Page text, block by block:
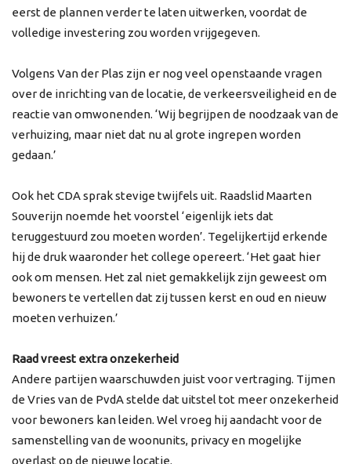
eerst de plannen verder te laten uitwerken, voordat de
volledige investering zou worden vrijgegeven.
Volgens Van der Plas zijn er nog veel openstaande vragen
over de inrichting van de locatie, de verkeersveiligheid en de
reactie van omwonenden. ‘Wij begrijpen de noodzaak van de
verhuizing, maar niet dat nu al grote ingrepen worden
gedaan.’
Ook het CDA sprak stevige twijfels uit. Raadslid Maarten
Souverijn noemde het voorstel ‘eigenlijk iets dat
teruggestuurd zou moeten worden’. Tegelijkertijd erkende
hij de druk waaronder het college opereert. ‘Het gaat hier
ook om mensen. Het zal niet gemakkelijk zijn geweest om
bewoners te vertellen dat zij tussen kerst en oud en nieuw
moeten verhuizen.’
Raad vreest extra onzekerheid
Andere partijen waarschuwden juist voor vertraging. Tijmen
de Vries van de PvdA stelde dat uitstel tot meer onzekerheid
voor bewoners kan leiden. Wel vroeg hij aandacht voor de
samenstelling van de woonunits, privacy en mogelijke
overlast op de nieuwe locatie.